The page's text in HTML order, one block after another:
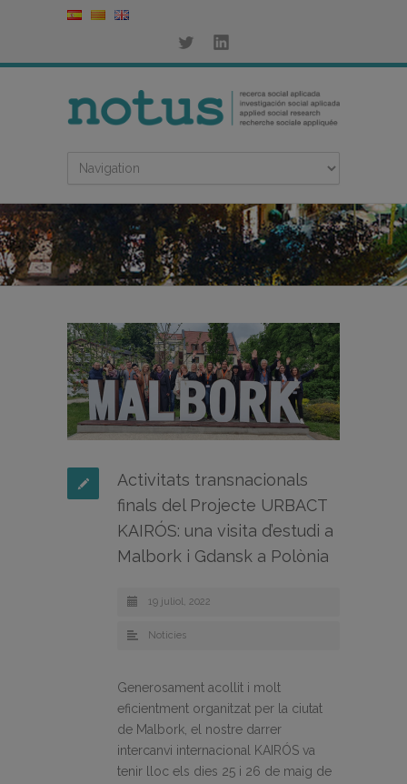
Activitats transnacionals
finals del Projecte URBACT
KAIRÓS: una visita d’estudi a
Malbork i Gdansk a Polònia
19 juliol, 2022
Noticies
Generosament acollit i molt
eficientment organitzat per la ciutat
de Malbork, el nostre darrer
intercanvi internacional KAIRÓS va
tenir lloc els dies 25 i 26 de maig de